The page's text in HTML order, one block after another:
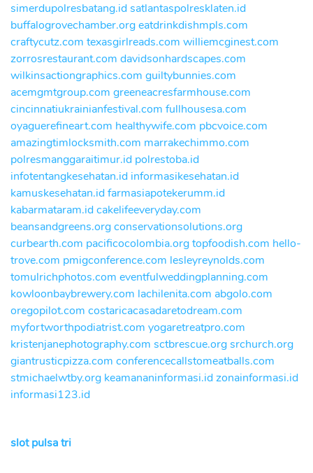
simerdupolresbatang.idsatlantaspolresklaten.id
buffalogrovechamber.orgeatdrinkdishmpls.com
craftycutz.com texasgirlreads.com williemcginest.com
zorrosrestaurant.com davidsonhardscapes.com
wilkinsactiongraphics.com guiltybunnies.com
acemgmtgroup.com greeneacresfarmhouse.com
cincinnatiukrainianfestival.com fullhousesa.com
oyaguerefineart.com healthywife.com pbcvoice.com
amazingtimlocksmith.com marrakechimmo.com
polresmanggaraitimur.id polrestoba.id
infotentangkesehatan.id informasikesehatan.id
kamuskesehatan.idfarmasiapotekerumm.id
kabarmataram.idcakelifeeveryday.com
beansandgreens.orgconservationsolutions.org
curbearth.com pacificocolombia.orgtopfoodish.com hello-
trove.com pmigconference.com lesleyreynolds.com
tomulrichphotos.com eventfulweddingplanning.com
kowloonbaybrewery.com lachilenita.com abgolo.com
oregopilot.com costaricacasadaretodream.com
myfortworthpodiatrist.com yogaretreatpro.com
kristenjanephotography.com sctbrescue.orgsrchurch.org
giantrusticpizza.com conferencecallstomeatballs.com
stmichaelwtby.org keamananinformasi.idzonainformasi.id
informasi123.id
slot pulsa tri